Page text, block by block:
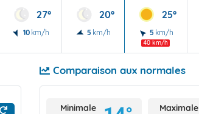
27°
10 km/h
20°
5 km/h
25°
5 km/h
40 km/h
Comparaison aux normales
Minimale
Maximale